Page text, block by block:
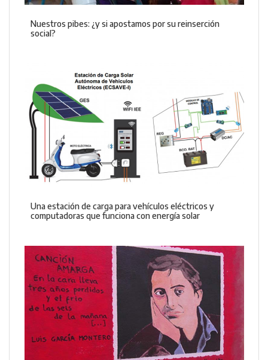
Nuestros pibes: ¿y si apostamos por su reinserción
social?
Una estación de carga para vehículos eléctricos y
computadoras que funciona con energía solar